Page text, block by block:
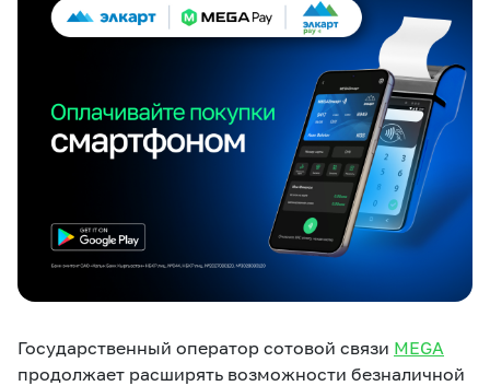
Услуги
Все услуги Развлечения Соц.сети
Звонки и SMS Подбор номера Доставка SIM
Сервисы
Государственный оператор сотовой связи MEGA
продолжает расширять возможности безналичной